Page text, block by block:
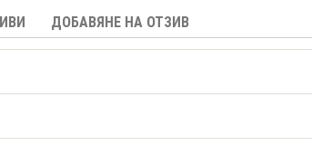
ДОБАВЯНЕ НА ОТЗИВ